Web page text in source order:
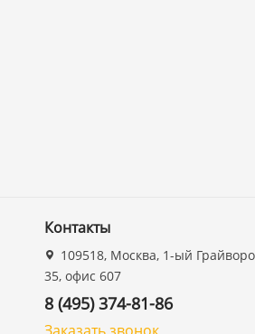
Контакты
109518, Москва, 1-ый
35, офис 607
8 (495) 374-81-86